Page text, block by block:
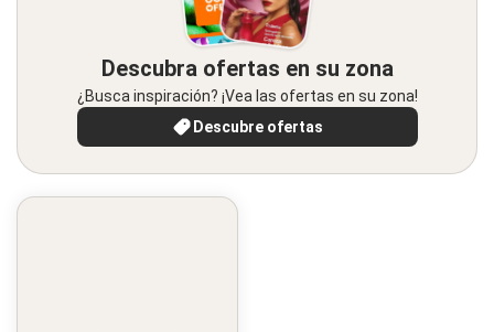
Descubra ofertas en su zona
¿Busca inspiración? ¡Vea las ofertas en su zona!
Descubre ofertas